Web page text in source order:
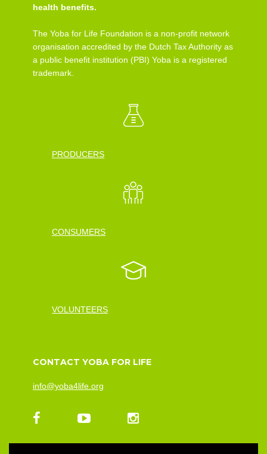
health benefits.
The Yoba for Life Foundation is a non-profit network
organisation accredited by the Dutch Tax Authority as
a public benefit institution (PBI) Yoba is a registered
trademark.
PRODUCERS
CONSUMERS
VOLUNTEERS
CONTACT YOBA FOR LIFE
info@yoba4life.org